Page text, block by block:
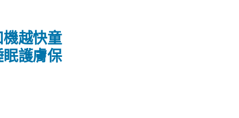
越快童
護膚保